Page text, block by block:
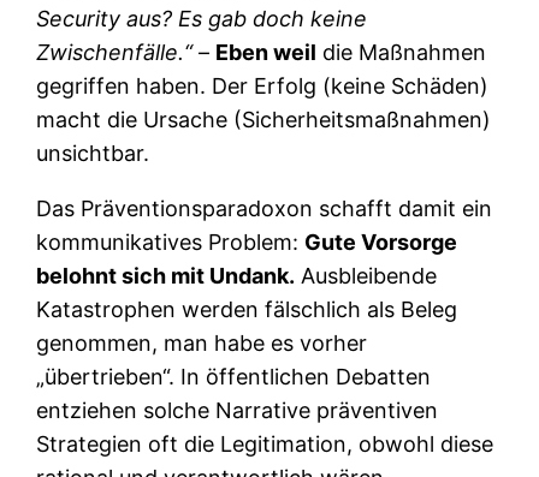
Security aus? Es gab doch keine
Zwischenfälle.“– Eben weil die Maßnahmen
gegriffen haben. Der Erfolg (keine Schäden)
macht die Ursache (Sicherheitsmaßnahmen)
unsichtbar.
Das Präventionsparadoxon schafft damit ein
kommunikatives Problem: Gute Vorsorge
belohnt sich mit Undank. Ausbleibende
Katastrophen werden fälschlich als Beleg
genommen, man habe es vorher
„übertrieben“. In öffentlichen Debatten
entziehen solche Narrative präventiven
Strategien oft die Legitimation, obwohl diese